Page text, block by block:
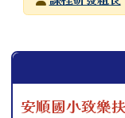
左邊區域內容
安順國小致樂